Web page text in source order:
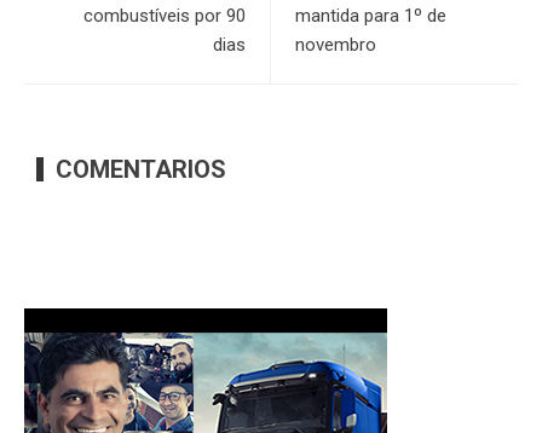
combustíveis por 90
dias
mantida para 1º de
novembro
COMENTARIOS